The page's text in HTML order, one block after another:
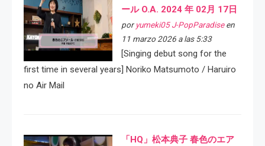
ール O.A. 2024 年 02月 17日
por yumeki05 J-PopParadiseen
11 marzo 2026 a las 5:33
[Singing debut song for the
first time in several years] Noriko Matsumoto / Haruiro
no Air Mail
「HQ」松本典子 春色のエア